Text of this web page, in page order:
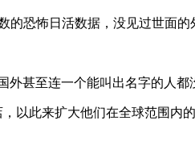
恐怖日活数据，没见过世面的
外甚至连一个能叫出名字的人都
以此来扩大他们在全球范围内